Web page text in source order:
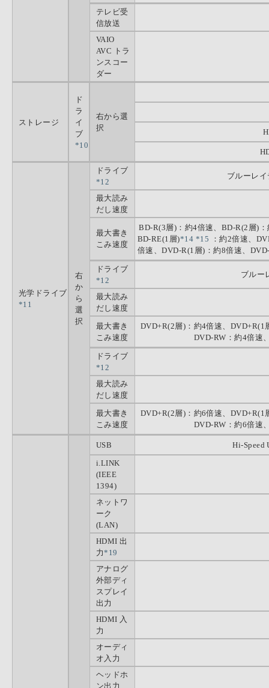
テレビ受
信放送
VAIO
AVC トラ
ンスコー
ダー
ストレージ
ド
ラ
イ
ブ
*10
右から選
択
光学ドライブ
*11
右
か
ら
選
択
ドライブ
*12
ブルーレ
最大読み
だし速度
最大書き
こみ速度
BD-R(3層)：約4倍速、BD-R(2層)
BD-RE(1層)*14 *15 ：約2倍速、
倍速、DVD-R(1層)：約8倍速、
ドライブ
*12
ブルー
最大読み
だし速度
最大書き
こみ速度
DVD+R(2層)：約4倍速、
DVD-RW：約4倍速
ドライブ
*12
最大読み
だし速度
最大書き
こみ速度
DVD+R(2層)：約6倍速、
DVD-RW：約6倍速
USB
Hi-Speed
i.LINK
(IEEE
1394)
ネットワ
ーク
(LAN)
HDMI 出
力*19
アナログ
外部ディ
スプレイ
出力
HDMI 入
力
オーディ
オ入力
ヘッドホ
ン出力